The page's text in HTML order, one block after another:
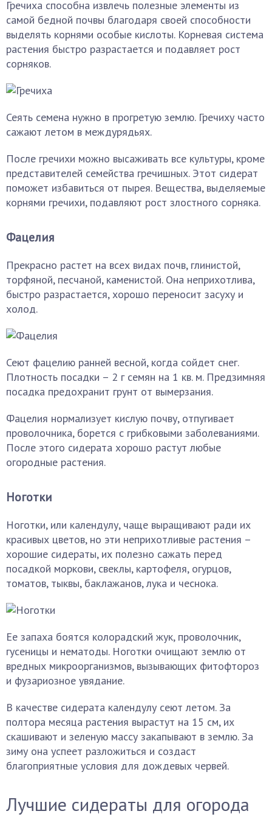
Гречиха способна извлечь полезные элементы из
самой бедной почвы благодаря своей способности
выделять корнями особые кислоты. Корневая система
растения быстро разрастается и подавляет рост
сорняков.
Сеять семена нужно в прогретую землю. Гречиху часто
сажают летом в междурядьях.
После гречихи можно высаживать все культуры, кроме
представителей семейства гречишных. Этот сидерат
поможет избавиться от пырея. Вещества, выделяемые
корнями гречихи, подавляют рост злостного сорняка.
Фацелия
Прекрасно растет на всех видах почв, глинистой,
торфяной, песчаной, каменистой. Она неприхотлива,
быстро разрастается, хорошо переносит засуху и
холод.
Сеют фацелию ранней весной, когда сойдет снег.
Плотность посадки – 2 г семян на 1 кв. м. Предзимняя
посадка предохранит грунт от вымерзания.
Фацелия нормализует кислую почву, отпугивает
проволочника, борется с грибковыми заболеваниями.
После этого сидерата хорошо растут любые
огородные растения.
Ноготки
Ноготки, или календулу, чаще выращивают ради их
красивых цветов, но эти неприхотливые растения –
хорошие сидераты, их полезно сажать перед
посадкой моркови, свеклы, картофеля, огурцов,
томатов, тыквы, баклажанов, лука и чеснока.
Ее запаха боятся колорадский жук, проволочник,
гусеницы и нематоды. Ноготки очищают землю от
вредных микроорганизмов, вызывающих фитофтороз
и фузариозное увядание.
В качестве сидерата календулу сеют летом. За
полтора месяца растения вырастут на 15 см, их
скашивают и зеленую массу закапывают в землю. За
зиму она успеет разложиться и создаст
благоприятные условия для дождевых червей.
Лучшие сидераты для огорода